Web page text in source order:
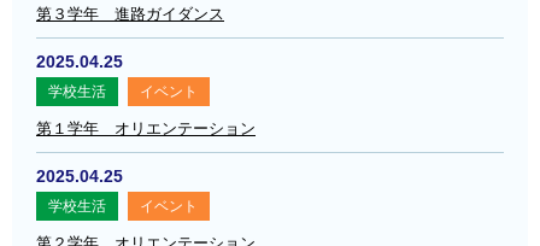
第３学年 進路ガイダンス
2025.04.25
学校生活 イベント
第１学年 オリエンテーション
2025.04.25
学校生活 イベント